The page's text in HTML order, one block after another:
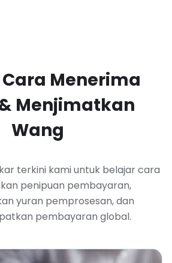
Menerima
Menjimatkan
Wang
terkini kami untuk belajar cara
penipuan pembayaran,
yuran pemprosesan, dan
pembayaran global.